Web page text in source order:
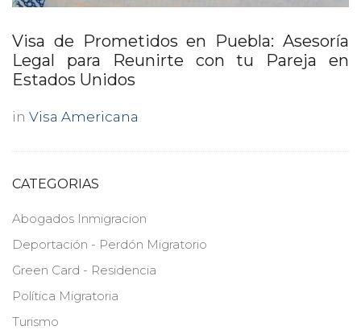
Visa de Prometidos en Puebla: Asesoría
Legal para Reunirte con tu Pareja en
Estados Unidos
in Visa Americana
CATEGORIAS
Abogados Inmigracion
Deportación - Perdón Migratorio
Green Card - Residencia
Política Migratoria
Turismo